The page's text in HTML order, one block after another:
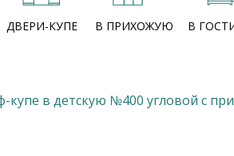
ДВЕРИ-КУПЕ В ПРИХОЖУЮ В
в детскую №400 угловой с